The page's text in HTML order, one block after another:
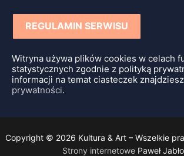
REGULAMIN SERWISU
Witryna używa plików cookies w celach
statystycznych zgodnie z polityką
informacji na temat ciasteczek
prywatności.
Copyright © 2026 Kultura & Art – Wszelkie
Strony internetowePaweł